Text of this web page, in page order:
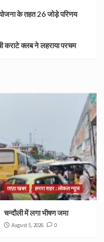
के तहत 26 जोड़े परिणय
कराटे क्लब ने लहराया परचम
ताज़ा खबर हमारा शहर : लोकल न्यूज
चन्दौली में लगा भीषण जमा
August 5, 2026 0